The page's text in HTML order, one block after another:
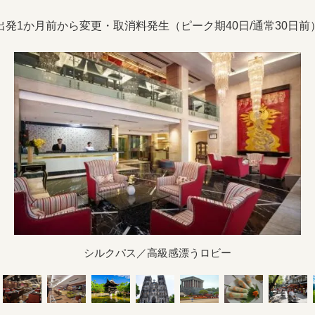
発1か月前から変更・取消料発生（ピーク期40日/通常30日前
シルクパス／高級感漂うロビー